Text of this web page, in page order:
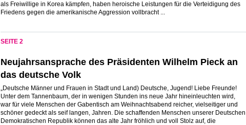
als Freiwillige in Korea kämpfen, haben heroische Leistungen für die Verteidigung des
Friedens gegen die amerikanische Aggression vollbracht ...
SEITE 2
Neujahrsansprache des Präsidenten Wilhelm Pieck an
das deutsche Volk
„Deutsche Männer und Frauen in Stadt und Land) Deutsche, Jugend! Liebe Freunde!
Unter dem Tannenbaum, der in wenigen Stunden ins neue Jahr hineinleuchten wird,
war für viele Menschen der Gabentisch am Weihnachtsabend reicher, vielseitiger und
schöner gedeckt als seif langen, Jahren. Die schaffenden Menschen unserer Deutschen
Demokratischen Republik können das alte Jahr fröhlich und voll Stolz auf, die